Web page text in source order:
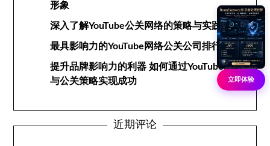
形象
深入了解YouTube公关网络的策略与实践
最具影响力的YouTube网络公关公司排行榜
提升品牌影响力的利器 如何通过YouTube网络
与公关策略实现成功
近期评论
立即体验